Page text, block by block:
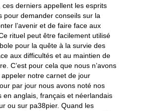
ces derniers appellent les esprits
pour demander conseils sur la
l’avenir et de faire face aux
rituel peut être facilement utilisé
pour la quête à la survie des
aux difficultés et au maintien de
C’est pour cela que nous n’avons
notre carnet de jour
par jour nous avons noté nos
en anglais, français et néerlandais
ou sur pa38pier. Quand les